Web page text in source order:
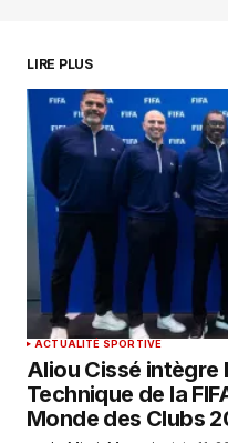
LIRE PLUS
ACTUALITÉ SPORTIVE
Aliou Cissé intègre
Technique de la
Monde des Clubs